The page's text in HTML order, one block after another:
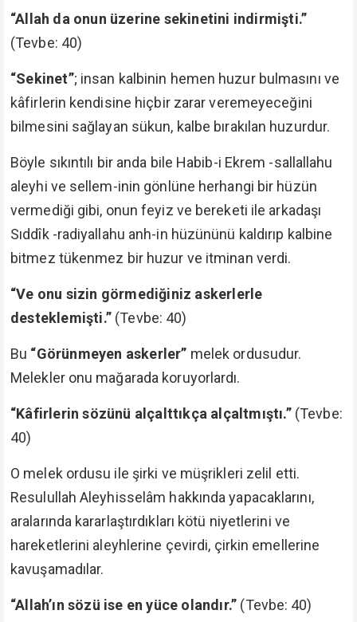
“Allah da onun üzerine sekinetini indirmişti.”
(Tevbe: 40)
“Sekinet”; insan kalbinin hemen huzur bulmasını ve
kâfirlerin kendisine hiçbir zarar veremeyeceğini
bilmesini sağlayan sükun, kalbe bırakılan huzurdur.
Böyle sıkıntılı bir anda bile Habib-i Ekrem -sallallahu
aleyhi ve sellem-inin gönlüne herhangi bir hüzün
vermediği gibi, onun feyiz ve bereketi ile arkadaşı
Sıddîk -radiyallahu anh-in hüzününü kaldırıp kalbine
bitmez tükenmez bir huzur ve itminan verdi.
“Ve onu sizin görmediğiniz askerlerle
desteklemişti.” (Tevbe: 40)
Bu “Görünmeyen askerler” melek ordusudur.
Melekler onu mağarada koruyorlardı.
“Kâfirlerin sözünü alçalttıkça alçaltmıştı.” (Tevbe:
40)
O melek ordusu ile şirki ve müşrikleri zelil etti.
Resulullah Aleyhisselâm hakkında yapacaklarını,
aralarında kararlaştırdıkları kötü niyetlerini ve
hareketlerini aleyhlerine çevirdi, çirkin emellerine
kavuşamadılar.
“Allah’ın sözü ise en yüce olandır.” (Tevbe: 40)